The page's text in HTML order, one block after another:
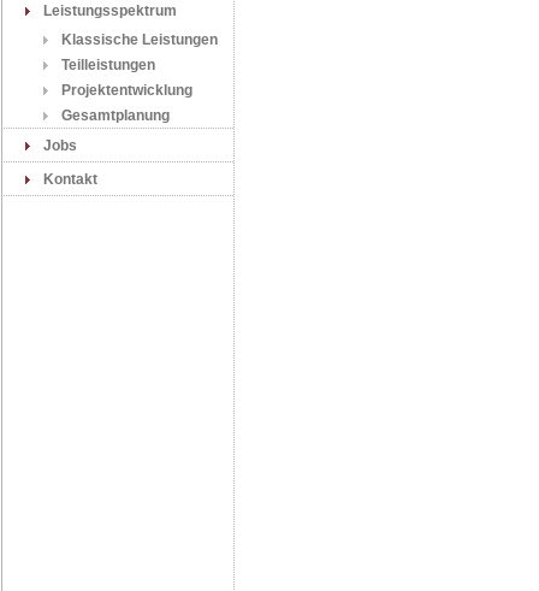
Leistungsspektrum
Klassische Leistungen
Teilleistungen
Projektentwicklung
Gesamtplanung
Jobs
Kontakt